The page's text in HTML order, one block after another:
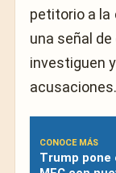
petitorio a la
una señal
investiguen
acusaciones.
CONOCE MÁS
Trump pone